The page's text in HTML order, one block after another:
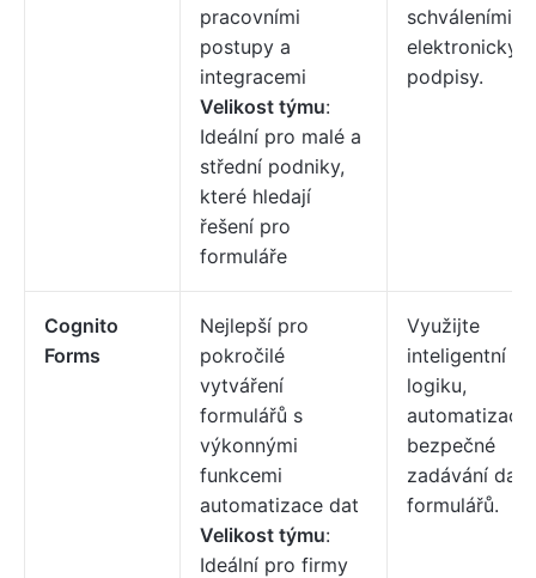
pracovními
postupy a
integracemi
Velikost týmu:
Ideální pro malé a
střední podniky,
které hledají
řešení pro
formuláře
schváleními a
podpisy.
Cognito
Forms
Nejlepší pro
pokročilé
vytváření
formulářů s
výkonnými
funkcemi
automatizace dat
Velikost týmu:
Ideální pro firmy
Využijte
inteligentní
logiku,
automatizaci
bezpečné
zadávání dat
formulářů.